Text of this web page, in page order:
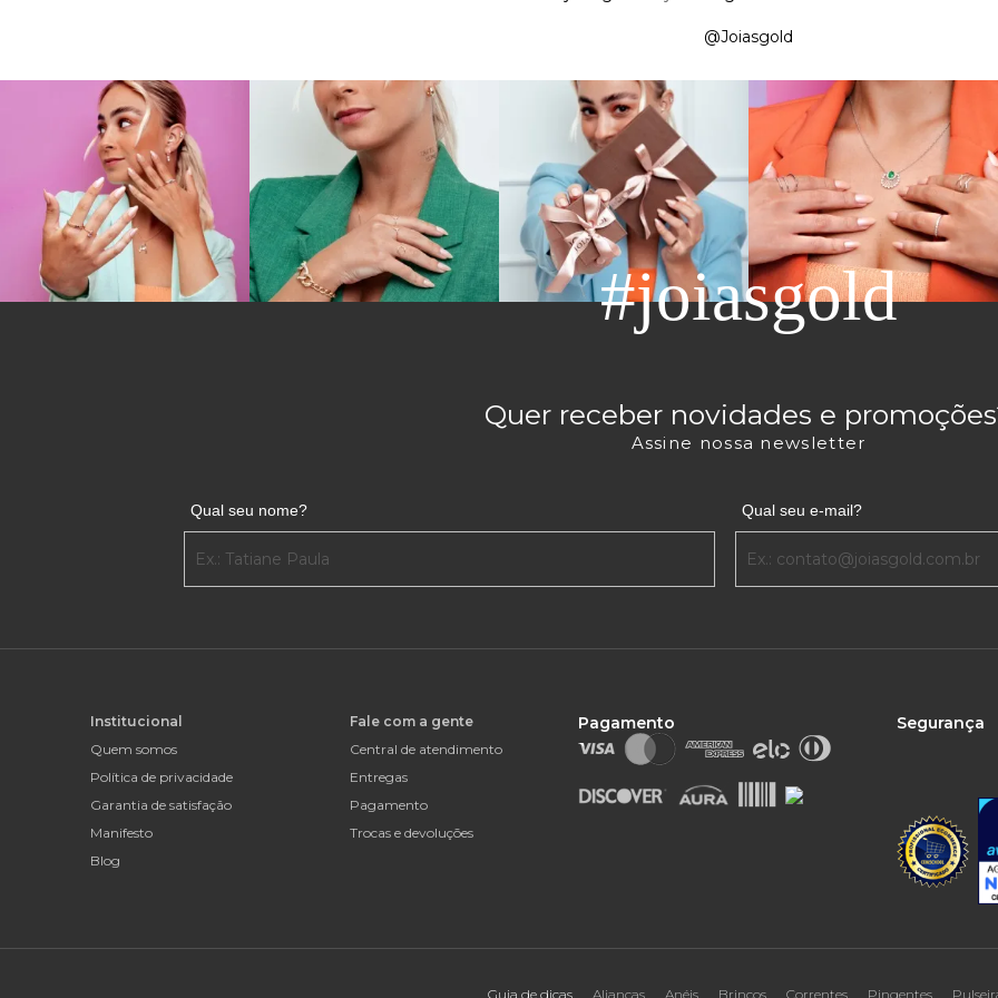
@Joiasgold
#joiasgold
Quer receber novidades e
Assine nossa newsletter
Qual seu nome? Qual seu e-mail?
Institucional
Quem somos
Política de privacidade
Garantia de satisfação
Manifesto
Blog
Fale com a gente
Central de atendimento
Entregas
Pagamento
Trocas e devoluções
Pagamento Segurança
Guia de dicas Alianças Anéis Brincos Correntes Pingentes